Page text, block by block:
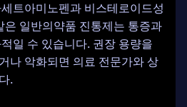
트아미노펜과 비스테로이드성
일반의약품 진통제는 통증과
일 수 있습니다. 권장 용량을
나 악화되면 의료 전문가와 상
.